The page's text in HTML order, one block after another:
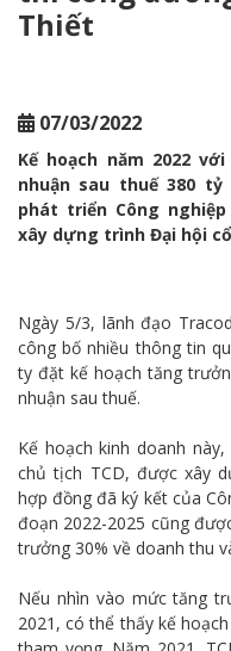
TƯ
NGHỀ
TRUYỀN
THÔNG
LIÊN
HỆ
Thiết
07/03/2022
Kế hoạch năm 2022
nhuận sau thuế 380
phát triển Công nghiệp
xây dựng trình Đại hội
Ngày 5/3, lãnh đạo
công bố nhiều thông tin
ty đặt kế hoạch tăng
nhuận sau thuế.
Kế hoạch kinh doanh
chủ tịch TCD, được xây
hợp đồng đã ký kết của
đoạn 2022-2025 cũng
trưởng 30% về doanh thu
Nếu nhìn vào mức tăng
2021, có thể thấy kế